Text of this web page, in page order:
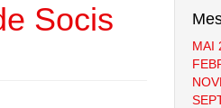
Socis
MAI